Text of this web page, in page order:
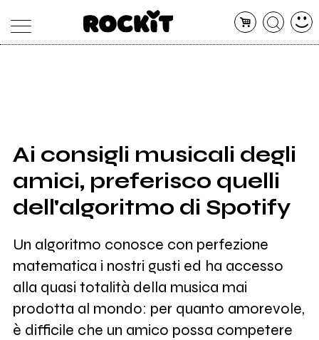
SHOP
RADIO
Ai consigli musicali degli
amici, preferisco quelli
dell'algoritmo di Spotify
Un algoritmo conosce con perfezione
matematica i nostri gusti ed ha accesso
alla quasi totalità della musica mai
prodotta al mondo: per quanto amorevole,
è difficile che un amico possa competere